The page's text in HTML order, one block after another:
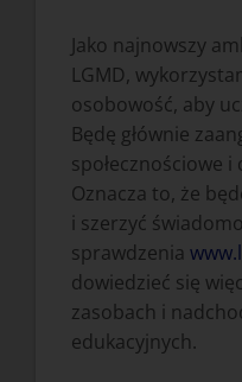
Jako najnowszy
LGMD,
osobowość, aby
Będę głównie
społecznościowe i
Oznacza to, że
i szerzyć
sprawdzenia
dowiedzieć się
zasobach i
edukacyjnych.